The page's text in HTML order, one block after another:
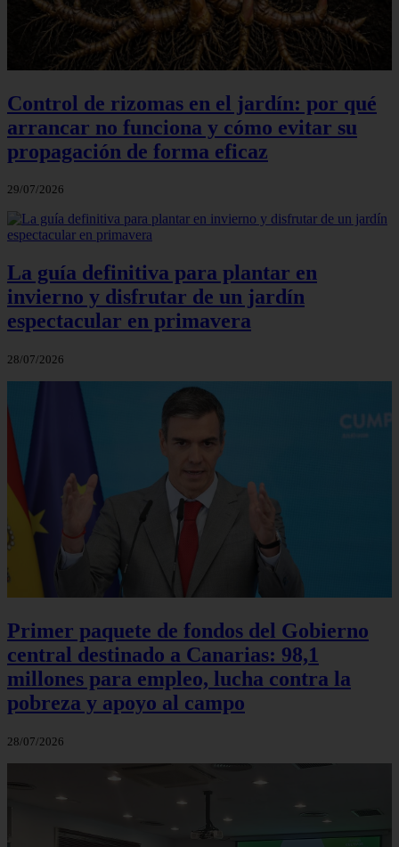
Control de rizomas en el jardín: por qué
arrancar no funciona y cómo evitar su
propagación de forma eficaz
29/07/2026
La guía definitiva para plantar en
invierno y disfrutar de un jardín
espectacular en primavera
28/07/2026
Primer paquete de fondos del Gobierno
central destinado a Canarias: 98,1
millones para empleo, lucha contra la
pobreza y apoyo al campo
28/07/2026